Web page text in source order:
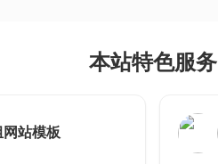
本站特色服务
网站模板